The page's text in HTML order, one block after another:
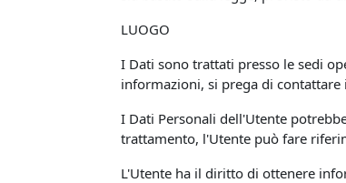
LUOGO
I Dati sono trattati presso le sedi
informazioni, si prega di contattare
I Dati Personali dell'Utente
trattamento, l'Utente può fare
L'Utente ha il diritto di ottenere